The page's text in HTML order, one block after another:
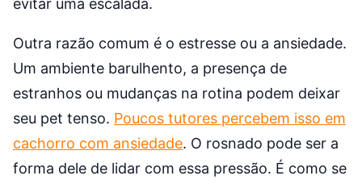
evitar uma escalada.
Outra razão comum é o estresse ou a ansiedade.
Um ambiente barulhento, a presença de
estranhos ou mudanças na rotina podem deixar
seu pet tenso. Poucos tutores percebem isso em
cachorro com ansiedade. O rosnado pode ser a
forma dele de lidar com essa pressão. É como se